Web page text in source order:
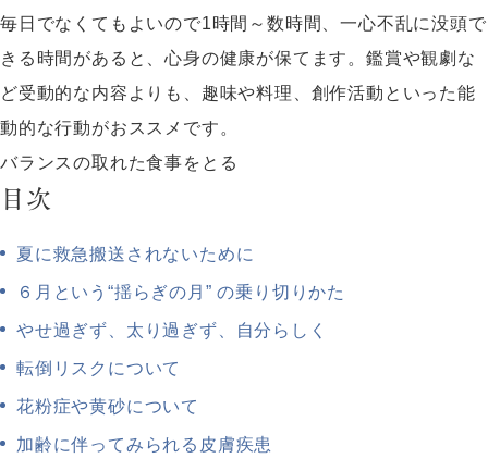
毎日でなくてもよいので1時間～数時間、一心不乱に没頭で
きる時間があると、心身の健康が保てます。鑑賞や観劇な
ど受動的な内容よりも、趣味や料理、創作活動といった能
動的な行動がおススメです。
バランスの取れた食事をとる
目次
夏に救急搬送されないために
６月という“揺らぎの月” の乗り切りかた
やせ過ぎず、太り過ぎず、自分らしく
転倒リスクについて
花粉症や黄砂について
加齢に伴ってみられる皮膚疾患